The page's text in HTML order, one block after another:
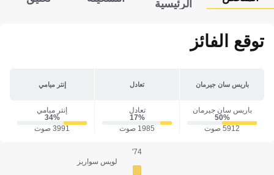
الرئيسية
توقع الفائز
باريس سان جيرمان تعادل إنتر ميامي
باريس سان جيرمان
50‎%‎
5912 صوت
تعادل
17‎%‎
1985 صوت
إنتر ميامي
34‎%‎
3991 صوت
لويس سواريز
74'